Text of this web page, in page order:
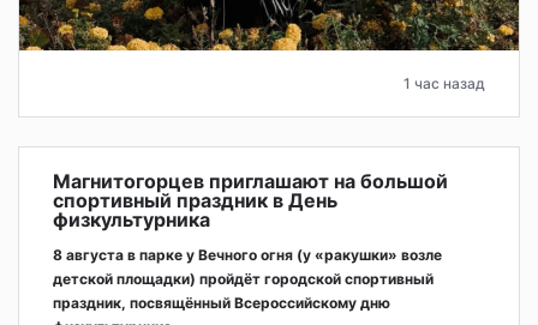
1 час назад
Магнитогорцев приглашают на большой
спортивный праздник в День
физкультурника
8 августа в парке у Вечного огня (у «ракушки» возле
детской площадки) пройдёт городской спортивный
праздник, посвящённый Всероссийскому дню